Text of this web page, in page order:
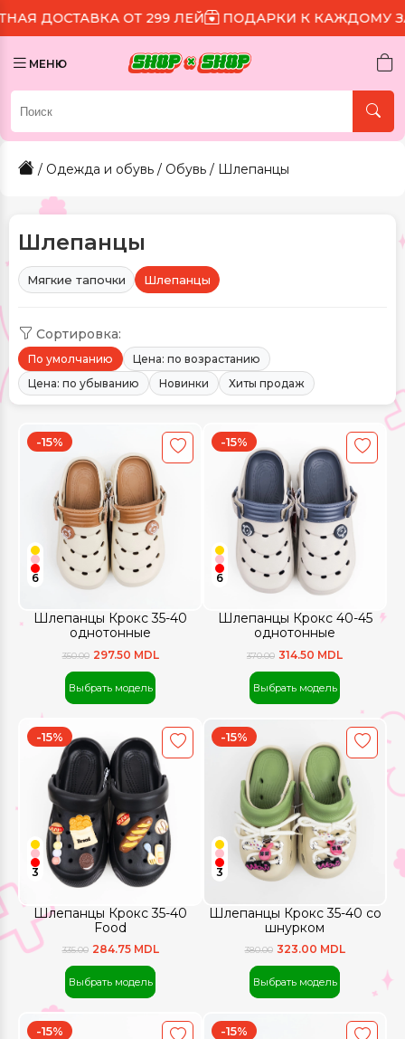
ОТ 299 ЛЕЙ ПОДАРКИ К КАЖДОМУ ЗАКАЗУ
МЕНЮ
/ Одежда и обувь / Обувь / Шлепанцы
Шлепанцы
Мягкие тапочки Шлепанцы
Сортировка:
По умолчанию
Цена: по возрастанию
Цена: по убыванию
Новинки Хиты продаж
Шлепанцы Крокс 35-40
однотонные
-15%
6
350.00 297.50 MDL
Выбрать модель
Шлепанцы Крокс 40-45
однотонные
-15%
6
370.00 314.50 MDL
Выбрать модель
Шлепанцы Крокс 35-40
Food
-15%
3
335.00 284.75 MDL
Выбрать модель
Шлепанцы Крокс 35-40 со
шнурком
-15%
3
380.00 323.00 MDL
Выбрать модель
-15% -15%